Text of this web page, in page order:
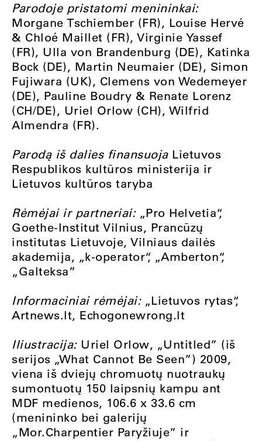
Parodoje pristatomi menininkai:
Morgane Tschiember (FR), Louise Hervé
& Chloé Maillet (FR), Virginie Yassef
(FR), Ulla von Brandenburg (DE), Katinka
Bock (DE), Martin Neumaier (DE), Simon
Fujiwara (UK), Clemens von Wedemeyer
(DE), Pauline Boudry & Renate Lorenz
(CH/DE), Uriel Orlow (CH), Wilfrid
Almendra (FR).
Parodą iš dalies finansuojaLietuvos
Respublikos kultūros ministerija ir
Lietuvos kultūros taryba
Rėmėjai ir partneriai:„Pro Helvetia“,
Goethe-Institut Vilnius, Prancūzų
institutas Lietuvoje, Vilniaus dailės
akademija, „k-operator“, „Amberton“,
„Galteksa”
Informaciniai rėmėjai:„Lietuvos rytas“,
Artnews.lt, Echogonewrong.lt
Iliustracija:Uriel Orlow, „Untitled” (iš
serijos „What Cannot Be Seen”) 2009,
viena iš dviejų chromuotų nuotraukų
sumontuotų 150 laipsnių kampu ant
MDF medienos, 106.6 x 33.6 cm
(menininko bei galerijų
„Mor.Charpentier Paryžiuje” ir